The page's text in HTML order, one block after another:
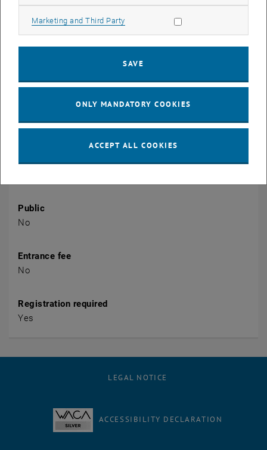
CALENDAR ENTRY
Online
focus:lehre Team
Public
No
Entrance fee
No
Registration required
Yes
LEGAL NOTICE
ACCESSIBILITY DECLARATION
Marketing and Third Party Allow marketing cookies
SAVE
ONLY MANDATORY COOKIES
ACCEPT ALL COOKIES